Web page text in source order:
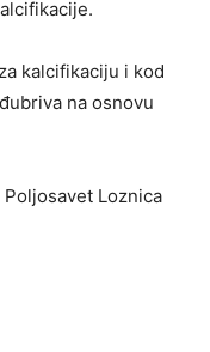
kalcifikaciju i kod
na osnovu
Loznica